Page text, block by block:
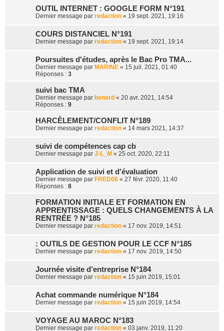
OUTIL INTERNET : GOOGLE FORM N°191
Dernier message par redaction « 19 sept. 2021, 19:16
COURS DISTANCIEL N°191
Dernier message par redaction « 19 sept. 2021, 19:14
Poursuites d'études, après le Bac Pro TMA...
Dernier message par MARINE « 15 juil. 2021, 01:40
Réponses : 3
suivi bac TMA
Dernier message par benard « 20 avr. 2021, 14:54
Réponses : 9
HARCÈLEMENT/CONFLIT N°189
Dernier message par redaction « 14 mars 2021, 14:37
suivi de compétences cap cb
Dernier message par J-L_M « 25 oct. 2020, 22:11
Application de suivi et d'évaluation
Dernier message par FRED06 « 27 févr. 2020, 11:40
Réponses : 8
FORMATION INITIALE ET FORMATION EN
APPRENTISSAGE : QUELS CHANGEMENTS À LA
RENTRÉE ? N°185
Dernier message par redaction « 17 nov. 2019, 14:51
: OUTILS DE GESTION POUR LE CCF N°185
Dernier message par redaction « 17 nov. 2019, 14:50
Journée visite d’entreprise N°184
Dernier message par redaction « 15 juin 2019, 15:01
Achat commande numérique N°184
Dernier message par redaction « 15 juin 2019, 14:54
VOYAGE AU MAROC N°183
Dernier message par redaction « 03 janv. 2019, 11:20